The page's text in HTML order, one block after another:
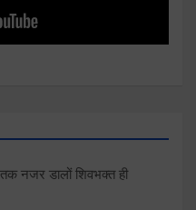
नजर डालों शिवभक्त ही